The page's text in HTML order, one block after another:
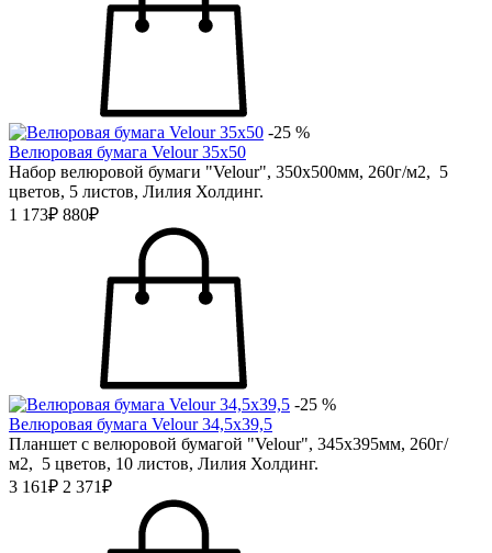
-25 %
Велюровая бумага Velour 35х50
Набор велюровой бумаги "Velour", 350х500мм, 260г/м2, 5
цветов, 5 листов, Лилия Холдинг.
1 173₽ 880₽
-25 %
Велюровая бумага Velour 34,5х39,5
Планшет с велюровой бумагой "Velour", 345х395мм, 260г/
м2, 5 цветов, 10 листов, Лилия Холдинг.
3 161₽ 2 371₽